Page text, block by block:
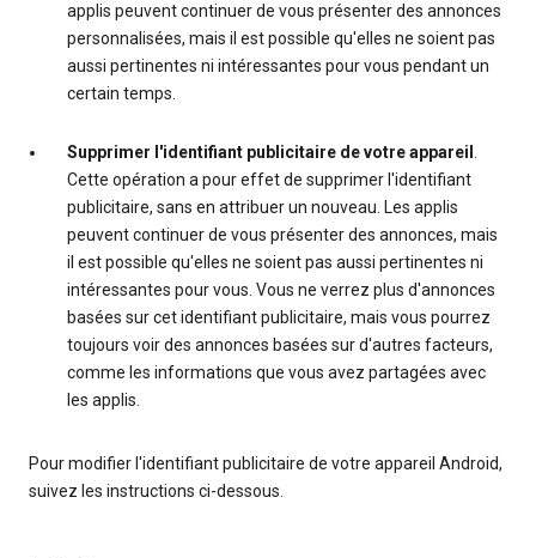
applis peuvent continuer de vous présenter des annonces
personnalisées, mais il est possible qu'elles ne soient pas
aussi pertinentes ni intéressantes pour vous pendant un
certain temps.
Supprimer l'identifiant publicitaire de votre appareil
Cette opération a pour effet de supprimer l'identifiant
publicitaire, sans en attribuer un nouveau. Les applis
peuvent continuer de vous présenter des annonces, mais
il est possible qu'elles ne soient pas aussi pertinentes ni
intéressantes pour vous. Vous ne verrez plus d'annonces
basées sur cet identifiant publicitaire, mais vous pourrez
toujours voir des annonces basées sur d'autres facteurs,
comme les informations que vous avez partagées avec
les applis.
Pour modifier l'identifiant publicitaire de votre appareil Android,
suivez les instructions ci-dessous.